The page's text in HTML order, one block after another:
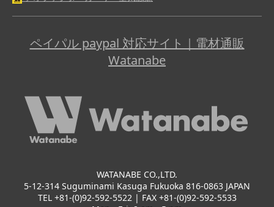
ペイパル paypal 対応サイト｜電材通販
Watanabe
WATANABE CO.,LTD.
5-12-314 Suguminami Kasuga Fukuoka 816-0863 JAPAN
TEL +81-(0)92-592-5522 | FAX +81-(0)92-592-5533